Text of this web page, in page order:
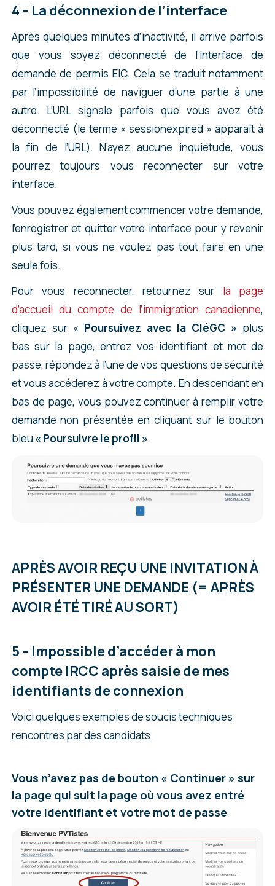
Nous vous recommandons de toujours passer
par ce lien :Ouvrir une session ou créer un
comptepuis cliquer ensuite sur « Continuer
avec la CléGC ». De cette façon, vous éviterez
de nombreux soucis de connexion.
Si après deux tentatives, vous voyez toujours
un message d’erreur lié à votre mot de passe
et/ou à votre nom d’utilisateur, arrêtez d’essayer
de vous reconnecter. Quittez la page et
réessayez quelques heures plus tard. S’il s’agit
effectivement d’un bug, vous devriez être en
mesure de vous connecter sans problème en
patientant un peu. Autrement, si vous insistez,
votre compte risque d’être bloqué.
Ne pas révoquer votre cléGC !!!
Dans tous les cas, évitez de cliquer dans la
panique sur l’option« Révoquer ma
cléGC ». Vous supprimeriez vos identifiants sur
l’interface de l’immigration canadienne (mais
votre compte serait toujours actif, et votre
candidature aussi !). Il pourrait ensuite être
compliqué de relier votre demande à votre
compte. Un certain nombre de candidats se
sont ainsi retrouvés bloqués sans pouvoir
avancer dans leur demande après avoir révoqué
canadiennes pour accéder ensuite à votre
compte sur le site de l’immigration.
Attention cette solution ne fonctionne pas dans
tous les cas !
Créer un nouveau compte
Pour créer un nouveau compte, rendez-vous
surcette page , puis cliquez sur
« Poursuivre vers la cléGC ». Cliquez ensuite
sur « S’enregistrer ». Vous allez créer un
nouveau compte, avec de nouvelles questions
de sécurité, un nouveau nom d’utilisateur, un
mot de passe. NOTEZ VOTRE MOT DE PASSE ET
VOTRE NOM D’UTILISATEUR. Envoyez-le vous
par e-mail par exemple sur une boîte un peu
sécurisée.
Lier sa demande à son nouveau compte
Une fois sur la page d’accueil de votre nouveau
compte, n’entamez pas une démarche pour
faire une demande pour Expérience
Internationale Canada. Vous allez cliquer sur
AIDE en haut à droite de la page d’accueil de
votre compte.
votre demande à votre compte »dans la
partie Aide technique :
Sur la page suivante, on vous demande quelle
est la catégorie du programme pour lequel une
demande a été présentée. Vous devez
sélectionner «Résidence temporaire« , puis
4 – La déconnexion de l’interface
Après quelques minutes d’inactivité, il arrive parfois
que vous soyez déconnecté de l’interface de
demande de permis EIC. Cela se traduit notamment
par l’impossibilité de naviguer d’une partie à une
autre. L’URL signale parfois que vous avez été
déconnecté (le terme « sessionexpired » apparaît à
la fin de l’URL). N’ayez aucune inquiétude, vous
pourrez toujours vous reconnecter sur votre
interface.
Vous pouvez également commencer votre demande,
l’enregistrer et quitter votre interface pour y revenir
plus tard, si vous ne voulez pas tout faire en une
seule fois.
Pour vous reconnecter, retournez sur la page
d’accueil du compte de l’immigration canadienne,
cliquez sur « Poursuivez avec la CléGC » plus
bas sur la page, entrez vos identifiant et mot de
passe, répondez à l’une de vos questions de sécurité
et vous accéderez à votre compte. En descendant en
bas de page, vous pouvez continuer à remplir votre
demande non présentée en cliquant sur le bouton
bleu « Poursuivre le profil ».
APRÈS AVOIR REÇU UNE INVITATION À
PRÉSENTER UNE DEMANDE (= APRÈS
AVOIR ÉTÉ TIRÉ AU SORT)
5 – Impossible d’accéder à mon
compte IRCC après saisie de mes
identifiants de connexion
Voici quelques exemples de soucis techniques
rencontrés par des candidats.
Vous n’avez pas de bouton « Continuer » sur
la page qui suit la page où vous avez entré
votre identifiant et votre mot de passe